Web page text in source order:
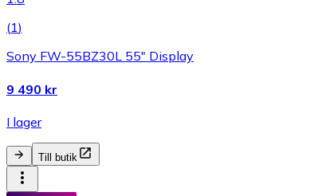
(1)
Sony FW-55BZ30L 55" Display
9 490 kr
I lager
Till butik